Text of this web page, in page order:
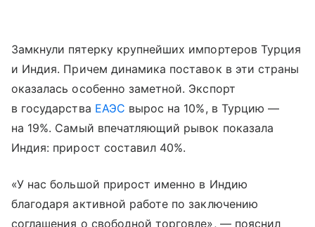
Замкнули пятерку крупнейших импортеров Турция
и Индия. Причем динамика поставок в эти страны
оказалась особенно заметной. Экспорт
в государства ЕАЭС вырос на 10%, в Турцию —
на 19%. Самый впечатляющий рывок показала
Индия: прирост составил 40%.
«У нас большой прирост именно в Индию
благодаря активной работе по заключению
соглашения о свободной торговле», — пояснил